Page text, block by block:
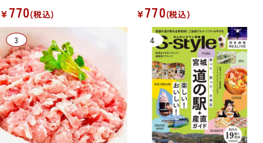
¥770(税込) ¥770(税込)